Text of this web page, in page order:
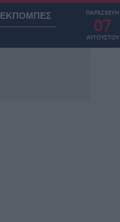
ΕΚΠΟΜΠΕΣ ΠΑΡΑΣΚΕΥΗ
07
ΑΥΓΟΥΣΤΟΥ